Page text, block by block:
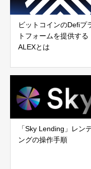
ビットコインのDefiプ
トフォームを提供する
ALEXとは
「Sky Lending」レン
ングの操作手順